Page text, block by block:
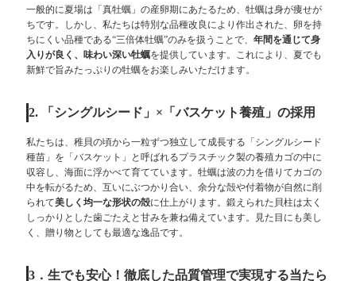
一般的に夏場は「真牡蠣」の産卵期にあたるため、牡蠣は身が痩せが
ちです。しかし、私たちは特別な品種改良により作出された、卵を持
ちにくい品種である“三倍体牡蠣”のみを扱うことで、年間を通じて身
入りが良く、味わい深い牡蠣を提供しています。これにより、夏でも
新鮮で旨みたっぷりの牡蠣をお楽しみいただけます。
2. 「シングルシード」×「バスケット養殖」の採用
私たちは、稚貝の頃から一粒ずつ独立して成長する「シングルシード
種苗」を「バスケット」と呼ばれるプラスチック製の養殖カゴの中に
収容し、海面に浮かべて育てています。牡蠣は波の力を借りてカゴの
中を転がるため、互いにぶつかり合い、余分な殻や付着物が自然に削
られて美しく均一な形状の殻に仕上がります。鍛えられた貝柱は太く
しっかりとした歯ごたえと甘みを兼ね備えています。見た目にも美し
く、贈り物としても最適な逸品です。
3．生でも安心！徹底した品質管理で実現する当たら